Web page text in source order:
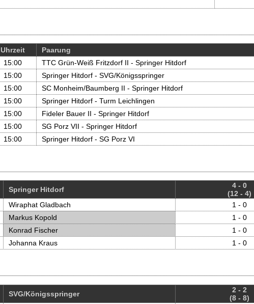
Uhrzeit
Paarung
15:00
TTC Grün-Weiß Fritzdorf II - Springer Hitdorf
15:00
Springer Hitdorf - SVG/Königs­springer
15:00
SC Monheim/Baumberg II - Springer Hitdorf
15:00
Springer Hitdorf - Turm Leichlingen
15:00
Fideler Bauer II - Springer Hitdorf
15:00
SG Porz VII - Springer Hitdorf
15:00 Springer Hitdorf - SG Porz VI
Springer Hitdorf
4 - 0
(12 - 4)
Wiraphat Gladbach
1 - 0
Markus Kopold
1 - 0
Konrad Fischer
1 - 0
Johanna Kraus 1 - 0
SVG/Königs­springer
2 - 2
(8 - 8)